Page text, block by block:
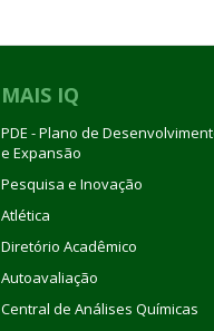
MAIS IQ
PDE - Plano de
e Expansão
Pesquisa e Inovação
Atlética
Diretório Acadêmico
Autoavaliação
Central de Análises Químicas